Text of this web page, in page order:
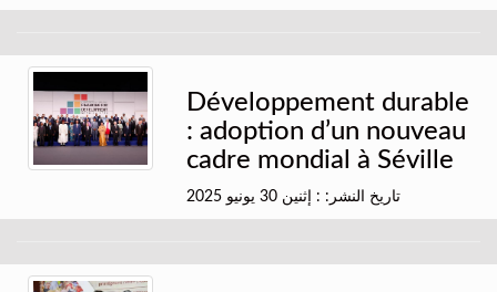
Développement durable
: adoption d’un nouveau
cadre mondial à Séville
تاريخ النشر: : إثنين 30 يونيو 2025